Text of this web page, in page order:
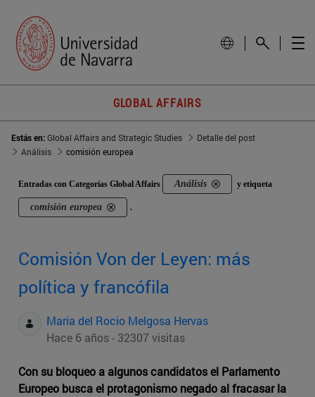
GLOBAL AFFAIRS
Estás en:Global Affairs and Strategic Studies
Detalle del post
Análisis
comisión europea
Entradas con Categorías Global Affairs Análisis y etiqueta
comisión europea .
Comisión Von der Leyen: más
política y francófila
Maria del Rocio Melgosa Hervas
Hace 6 años - 32307 visitas
Con su bloqueo a algunos candidatos el Parlamento
Europeo busca el protagonismo negado al fracasar la